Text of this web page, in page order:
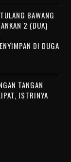
BAWANG
2 (DUA)
DI DUGA
TANGAN
ISTRINYA